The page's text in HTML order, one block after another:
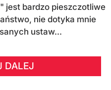
jest bardzo pieszczotliwe
nie dotyka mnie
ustaw...
DALEJ